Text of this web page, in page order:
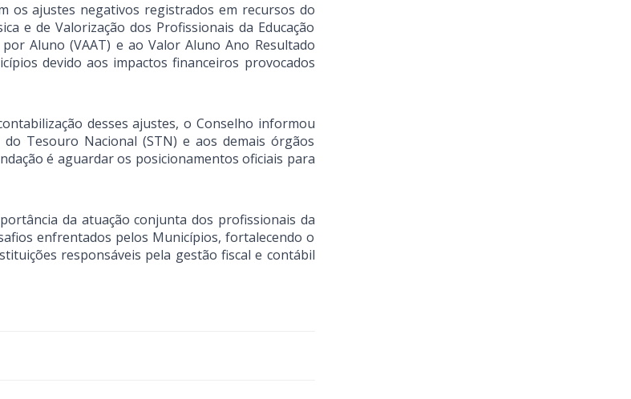
os ajustes negativos registrados em recursos do
e de Valorização dos Profissionais da Educação
Aluno (VAAT) e ao Valor Aluno Ano Resultado
devido aos impactos financeiros provocados
desses ajustes, o Conselho informou
Tesouro Nacional (STN) e aos demais órgãos
é aguardar os posicionamentos oficiais para
da atuação conjunta dos profissionais da
enfrentados pelos Municípios, fortalecendo o
responsáveis pela gestão fiscal e contábil